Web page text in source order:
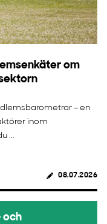
om
– en
inom
...
08.07.2026
och